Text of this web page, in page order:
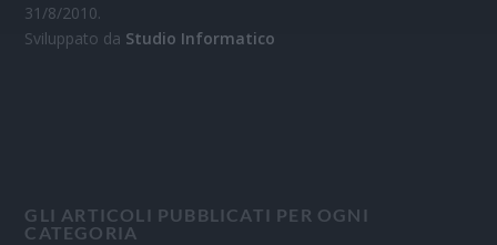
31/8/2010.
Sviluppato da Studio Informatico
GLI ARTICOLI PUBBLICATI PER OGNI
CATEGORIA